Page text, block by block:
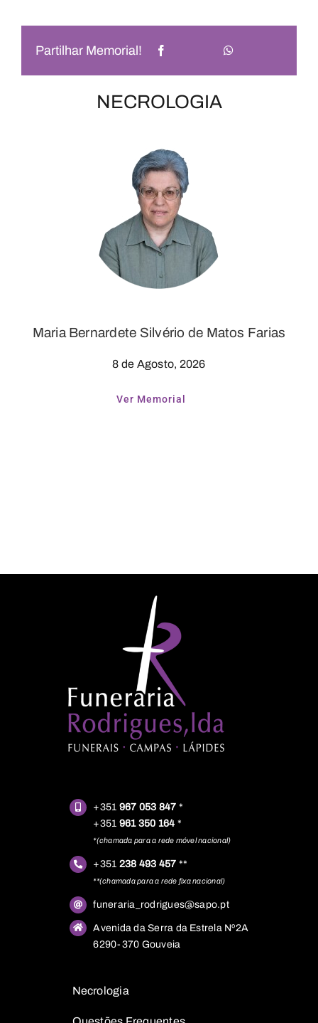
Partilhar Memorial!
NECROLOGIA
Maria Bernardete Silvério de Matos Farias
8 de Agosto, 2026
Ver Memorial
+351 967 053 847 *
+351 961 350 164 *
*(chamada para a rede móvel nacional)
+351 238 493 457 **
**(chamada para a rede fixa nacional)
funeraria_rodrigues@sapo.pt
Avenida da Serra da Estrela Nº2A
6290-370 Gouveia
Necrologia